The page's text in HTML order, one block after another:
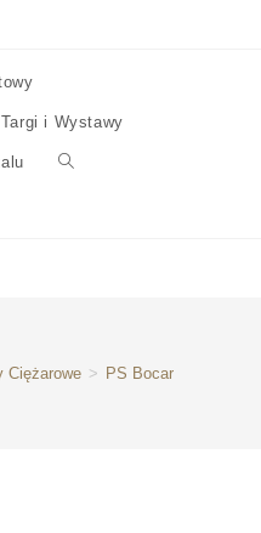
Targi i Wystawy
Ciężarowe > PS Bocar